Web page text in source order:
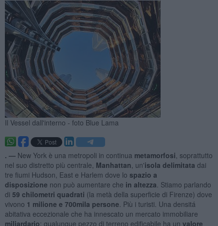
Il Vessel dall'interno - foto Blue Lama
. — New York è una metropoli in continua metamorfosi , soprattutto
nel suo distretto più centrale, Manhattan , un'isola delimitata dai
tre fiumi Hudson, East e Harlem dove lo spazio a
disposizione non può aumentare che in altezza . Stiamo parlando
di 59 chilometri quadrati (la metà della superficie di Firenze) dove
vivono 1 milione e 700mila persone . Più i turisti. Una densitá
abitativa eccezionale che ha innescato un mercato immobiliare
miliardario: qualunque pezzo di terreno edificabile ha un valore